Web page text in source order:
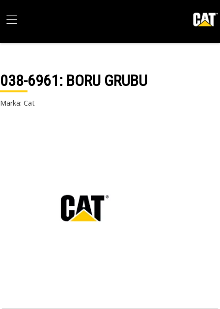
038-6961: BORU GRUBU
Marka: Cat